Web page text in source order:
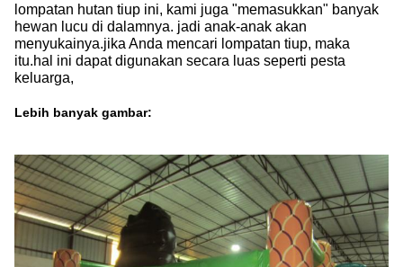
lompatan hutan tiup ini, kami juga "memasukkan" banyak
hewan lucu di dalamnya. jadi anak-anak akan
menyukainya.jika Anda mencari lompatan tiup, maka
itu.hal ini dapat digunakan secara luas seperti pesta
keluarga,
Lebih banyak gambar: